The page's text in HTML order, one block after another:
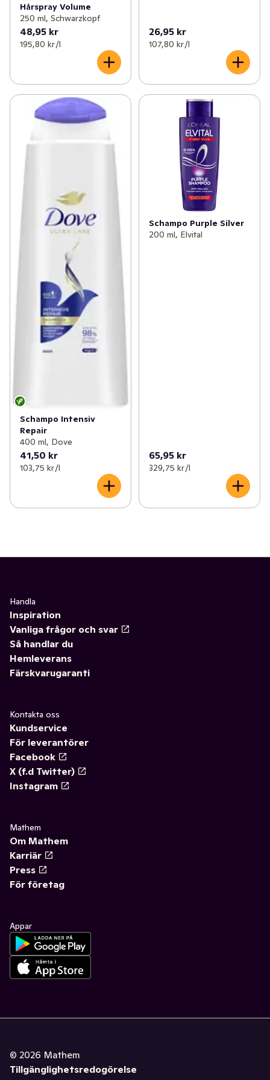
Hårspray Volume
250 ml, Schwarzkopf
48,95 kr
195,80 kr /l
26,95 kr
107,80 kr /l
Schampo Intensiv
Repair
400 ml, Dove
41,50 kr
103,75 kr /l
Schampo Purple Silver
200 ml, Elvital
65,95 kr
329,75 kr /l
Handla
Inspiration
Vanliga frågor och svar
Så handlar du
Hemleverans
Färskvarugaranti
Kontakta oss
Kundservice
För leverantörer
Facebook
X (f.d Twitter)
Instagram
Mathem
Om Mathem
Karriär
Press
För företag
Appar
© 2026 Mathem
Tillgänglighetsredogörelse